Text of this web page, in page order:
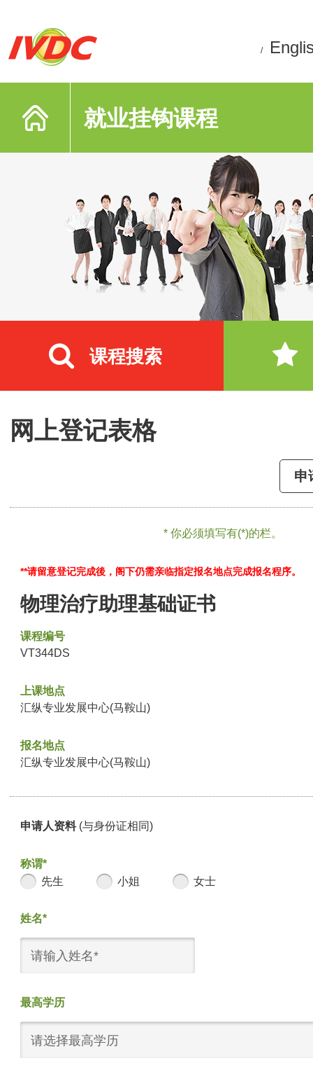
/
就业挂钩课程
课程搜索
网上登记表格
申
* 你必须填写有(*)的栏。
**请留意登记完成後，阁下仍需亲临指定报名地点完成报名程序。
物理治疗助理基础证书
课程编号
VT344DS
上课地点
汇纵专业发展中心(马鞍山)
报名地点
汇纵专业发展中心(马鞍山)
申请人资料 (与身份证相同)
称谓*
先生
小姐 女士
姓名*
最高学历
请选择最高学历